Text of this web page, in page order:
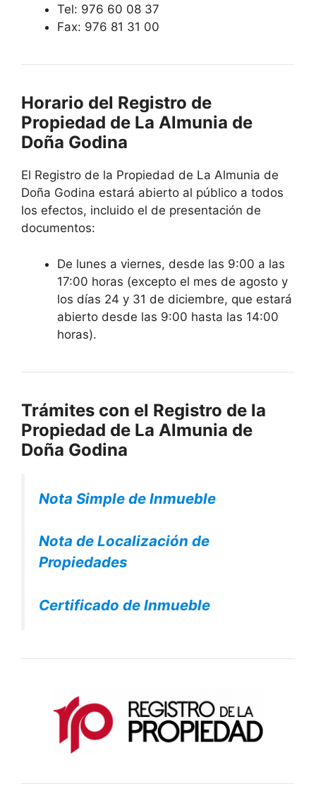
Tel: 976 60 08 37
Fax: 976 81 31 00
Horario del Registro de
Propiedad de La Almunia de
Doña Godina
El Registro de la Propiedad de La Almunia de
Doña Godina estará abierto al público a todos
los efectos, incluido el de presentación de
documentos:
De lunes a viernes, desde las 9:00 a las
17:00 horas (excepto el mes de agosto y
los días 24 y 31 de diciembre, que estará
abierto desde las 9:00 hasta las 14:00
horas).
Trámites con el Registro de la
Propiedad de La Almunia de
Doña Godina
Nota Simple de Inmueble
Nota de Localización de
Propiedades
Certificado de Inmueble